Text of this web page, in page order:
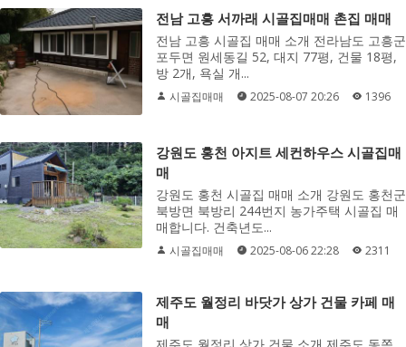
전남 고흥 서까래 시골집매매 촌집 매매
전남 고흥 시골집 매매 소개 전라남도 고흥군
포두면 원세동길 52, 대지 77평, 건물 18평,
방 2개, 욕실 개...
시골집매매 2025-08-07 20:26 1396
강원도 홍천 아지트 세컨하우스 시골집매
매
강원도 홍천 시골집 매매 소개 강원도 홍천군
북방면 북방리 244번지 농가주택 시골집 매
매합니다. 건축년도...
시골집매매 2025-08-06 22:28 2311
제주도 월정리 바닷가 상가 건물 카페 매
매
제주도 월정리 상가 건물 소개 제주도 동쪽